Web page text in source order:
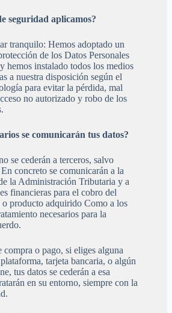
seguridad aplicamos?
Hemos adoptado un
de los Datos Personales
hemos instalado todos los medios
a nuestra disposición según el
para evitar la pérdida, mal
no autorizado y robo de los
se comunicarán tus datos?
cederán a terceros, salvo
concreto se comunicarán a la
la Administración Tributaria y a
financieras para el cobro del
o producto adquirido Como a los
necesarios para la
o pago, si eliges alguna
tarjeta bancaria, o algún
tus datos se cederán a esa
en su entorno, siempre con la